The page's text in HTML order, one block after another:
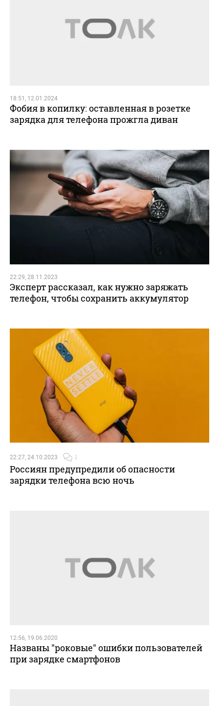
18:51, 12.01.2024
Фобия в копилку: оставленная в розетке
зарядка для телефона прожгла диван
22:29, 28.11.2023
Эксперт рассказал, как нужно заряжать
телефон, чтобы сохранить аккумулятор
22:27, 24.10.2023 1
Россиян предупредили об опасности
зарядки телефона всю ночь
12:56, 19.06.2020
Названы "роковые" ошибки пользователей
при зарядке смартфонов